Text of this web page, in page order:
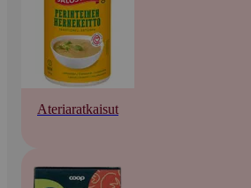
Ateriaratkaisut